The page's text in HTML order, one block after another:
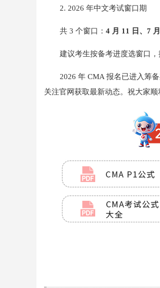
2. 2026 年中文考试窗口期
共 3 个窗口： 4 月 11 日、7
建议考生按备考进度选窗口
2026 年 CMA 报名已进入筹
关注官网获取最新动态。祝大家